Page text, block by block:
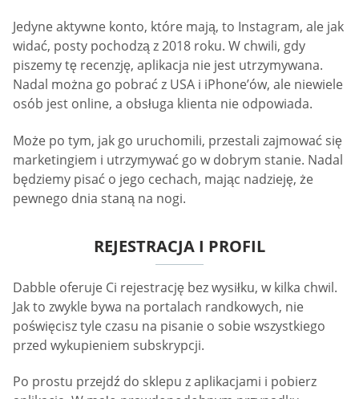
Jedyne aktywne konto, które mają, to Instagram, ale jak
widać, posty pochodzą z 2018 roku. W chwili, gdy
piszemy tę recenzję, aplikacja nie jest utrzymywana.
Nadal można go pobrać z USA i iPhone’ów, ale niewiele
osób jest online, a obsługa klienta nie odpowiada.
Może po tym, jak go uruchomili, przestali zajmować się
marketingiem i utrzymywać go w dobrym stanie. Nadal
będziemy pisać o jego cechach, mając nadzieję, że
pewnego dnia staną na nogi.
REJESTRACJA I PROFIL
Dabble oferuje Ci rejestrację bez wysiłku, w kilka chwil.
Jak to zwykle bywa na portalach randkowych, nie
poświęcisz tyle czasu na pisanie o sobie wszystkiego
przed wykupieniem subskrypcji.
Po prostu przejdź do sklepu z aplikacjami i pobierz